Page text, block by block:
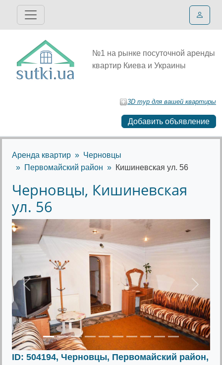
№1 на рынке посуточной аренды
квартир Киева и Украины
3D тур для вашей квартиры
Добавить объявление
Аренда квартир
Черновцы
Первомайский район
Кишиневская ул. 56
Черновцы, Кишиневская
ул. 56
Предыдущее
ID: 504194, Черновцы, Первомайский район,